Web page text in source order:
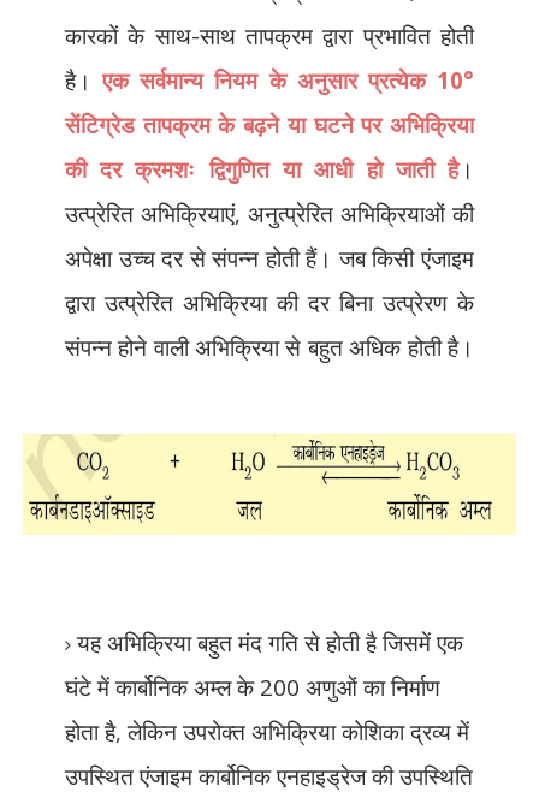
कारकों के साथ-साथ तापक्रम द्वारा प्रभावित होती
है।एक सर्वमान्य नियम के अनुसार प्रत्येक 10°
सेंटिग्रेड तापक्रम के बढ़ने या घटने पर अभिक्रिया
की दर क्रमशः द्विगुणित या आधी हो जाती है।
उत्प्रेरित अभिक्रियाएं,अनुत्प्रेरित अभिक्रियाओं की
अपेक्षा उच्च दर से संपन्न होती हैं। जब किसी एंजाइम
द्वारा उत्प्रेरित अभिक्रिया की दर बिना उत्प्रेरण के
संपन्न होने वाली अभिक्रिया से बहुत अधिक होती है।
यह अभिक्रिया बहुत मंद गति से होती है जिसमें एक
घंटे में कार्बोनिक अम्ल के 200 अणुओं का निर्माण
होता है,लेकिन उपरोक्त अभिक्रिया कोशिका द्रव्य में
उपस्थित एंजाइम कार्बोनिक एनहाइड्रेज की उपस्थिति